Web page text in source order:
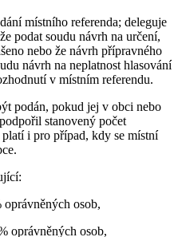
místního referenda; deleguje
podat soudu návrh na určení,
nebo že návrh přípravného
návrh na neplatnost hlasování
v místním referendu.
podán, pokud jej v obci nebo
stanovený počet
i pro případ, kdy se místní
osob,
oprávněných osob,